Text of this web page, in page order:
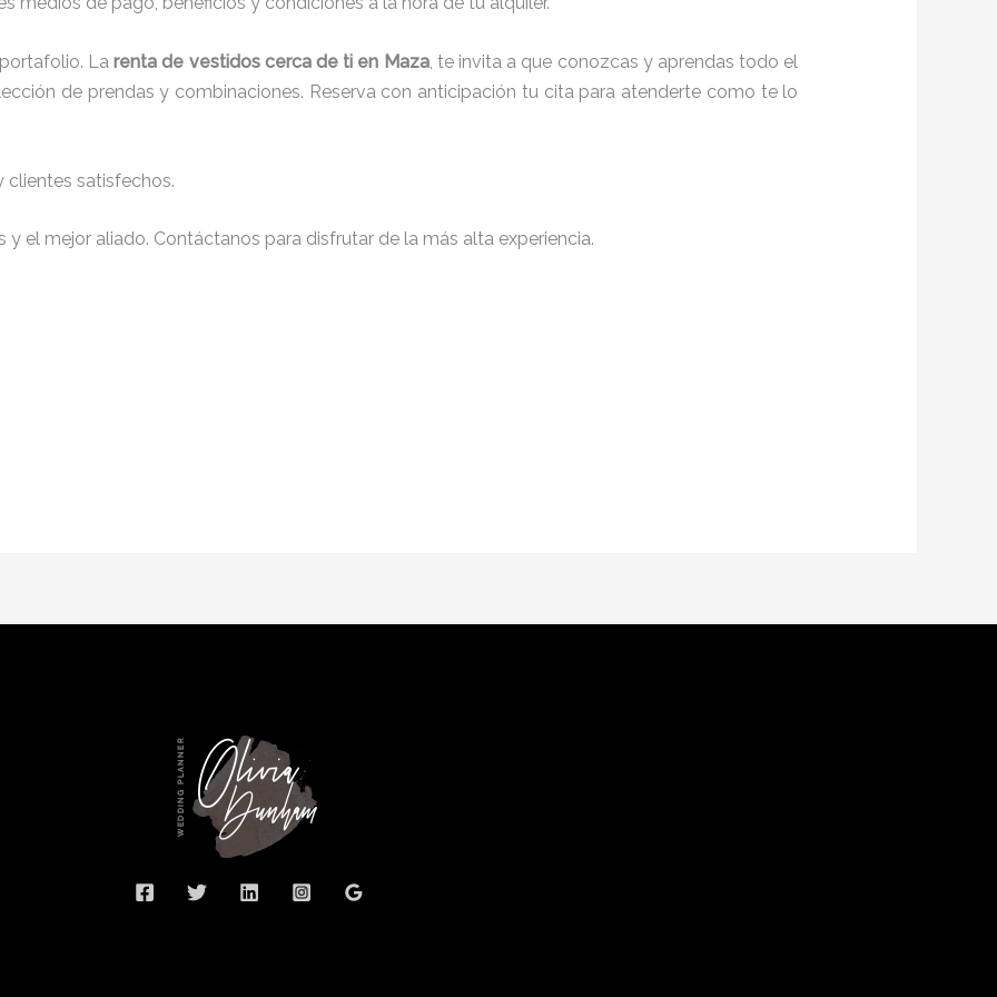
Larenta de vestidos cerca de ti en Maza, te invita a que conozcas y aprendas todo el
de prendas y combinaciones. Reserva con anticipación tu cita para atenderte como te lo
clientes satisfechos.
el mejor aliado. Contáctanos para disfrutar de la más alta experiencia.